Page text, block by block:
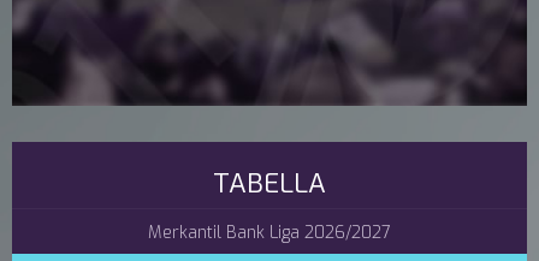
TABELLA
Merkantil Bank Liga 2026/2027